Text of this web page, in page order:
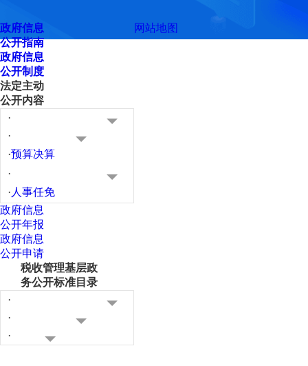
政府信息
公开指南
政府信息
公开制度
法定主动
公开内容
·
·
·预算决算
·
· 人事任免
政府信息
公开年报
政府信息
公开申请
税收管理基层政
务公开标准目录
·
·
·
网站地图